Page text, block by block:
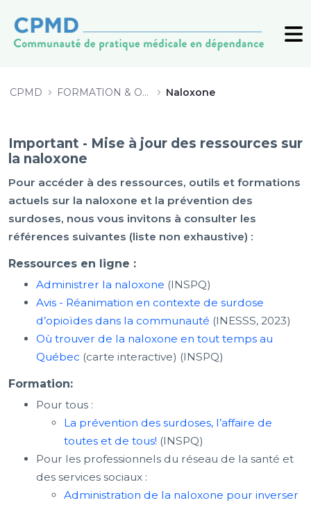
CPMD FORMATION & OUTILS Naloxone
Important - Mise à jour des ressources sur
la naloxone
Pour accéder à des ressources, outils et formations
actuels sur la naloxone et la prévention des
surdoses, nous vous invitons à consulter les
références suivantes (liste non exhaustive) :
Ressources en ligne :
Administrer la naloxone (INSPQ)
Avis - Réanimation en contexte de surdose
d’opioïdes dans la communauté (INESSS, 2023)
Où trouver de la naloxone en tout temps au
Québec (carte interactive) (INSPQ)
Formation:
Pour tous :
La prévention des surdoses, l’affaire de
toutes et de tous! (INSPQ)
Pour les professionnels du réseau de la santé et
des services sociaux :
Administration de la naloxone pour inverser